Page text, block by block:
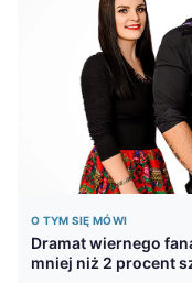
O TYM SIĘ MÓWI
Dramat wiernego
mniej niż 2 procent